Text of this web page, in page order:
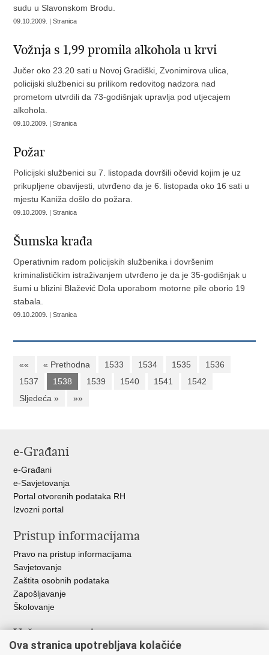
sudu u Slavonskom Brodu.
09.10.2009. | Stranica
Vožnja s 1,99 promila alkohola u krvi
Jučer oko 23.20 sati u Novoj Gradiški, Zvonimirova ulica,
policijski službenici su prilikom redovitog nadzora nad
prometom utvrdili da 73-godišnjak upravlja pod utjecajem
alkohola.
09.10.2009. | Stranica
Požar
Policijski službenici su 7. listopada dovršili očevid kojim je uz
prikupljene obavijesti, utvrđeno da je 6. listopada oko 16 sati u
mjestu Kaniža došlo do požara.
09.10.2009. | Stranica
Šumska krađa
Operativnim radom policijskih službenika i dovršenim
kriminalističkim istraživanjem utvrđeno je da je 35-godišnjak u
šumi u blizini Blažević Dola uporabom motorne pile oborio 19
stabala.
09.10.2009. | Stranica
«« « Prethodna 1533 1534 1535
1536
1537
1538 1539 1540 1541
1542
Sljedeća »
»»
e-Građani
e-Građani
e-Savjetovanja
Portal otvorenih podataka RH
Izvozni portal
Pristup informacijama
Pravo na pristup informacijama
Savjetovanje
Zaštita osobnih podataka
Zapošljavanje
Školovanje
Važne poveznice
Ministarstvo unutarnjih poslova
Ova stranica upotrebljava kolačiće